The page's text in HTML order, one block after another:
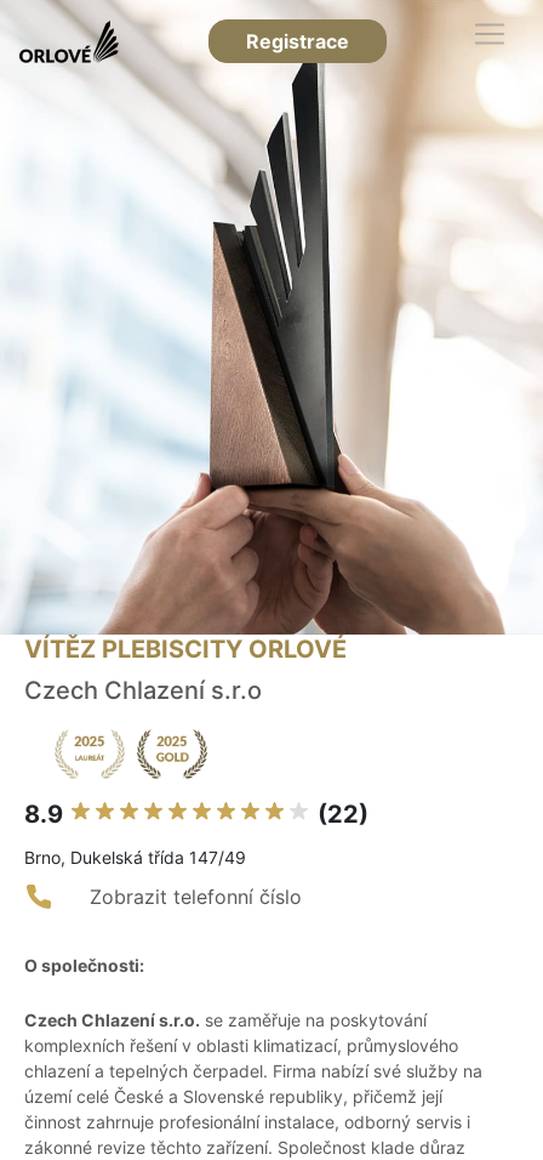
Registrace
VÍTĚZ PLEBISCITY ORLOVÉ
Czech Chlazení s.r.o
8.9 (22)
Brno, Dukelská třída 147/49
Zobrazit telefonní číslo
O společnosti:
Czech Chlazení s.r.o. se zaměřuje na poskytování
komplexních řešení v oblasti klimatizací, průmyslového
chlazení a tepelných čerpadel. Firma nabízí své služby na
území celé České a Slovenské republiky, přičemž její
činnost zahrnuje profesionální instalace, odborný servis i
zákonné revize těchto zařízení. Společnost klade důraz